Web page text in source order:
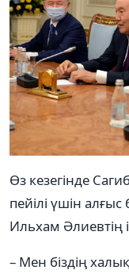
Өз кезегінде
пейілі үшін
Ильхам Әлиевтің
– Мен біздің